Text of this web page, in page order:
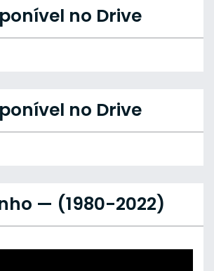
no Drive
no Drive
— (1980-2022)